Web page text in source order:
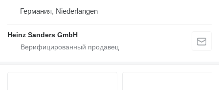
Германия, Niederlangen
Heinz Sanders GmbH